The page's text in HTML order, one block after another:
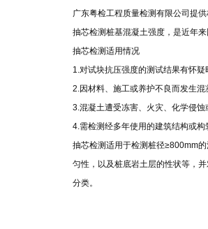
广东粤检工程质量检测有限公司提供
抽芯检测桩基混凝土强度，是近年
抽芯检测适用情况
1.对试块抗压强度的测试结果有怀疑
2.因材料、施工或养护不良而发生混
3.混凝土遭受冻害、火灾、化学侵蚀
4.需检测经多年使用的建筑结构或构
抽芯检测适用于检测桩径≥800mm
匀性，以及桩底岩土层的性状等，
分类。